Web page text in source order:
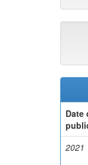
Date
2021